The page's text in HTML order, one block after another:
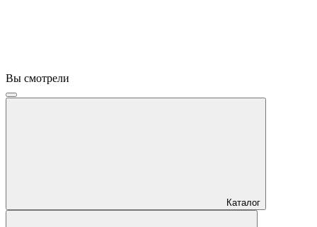
Вы смотрели
Каталог